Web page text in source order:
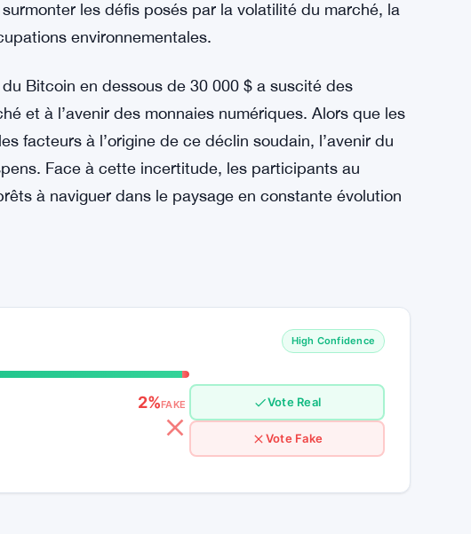
des actifs numériques et conduit certains à
des cryptomonnaies en tant que classe
et les participants au marché sont invités à faire
le suivi des évolutions du marché. Alors que le
il reste à voir si le Bitcoin et les autres actifs
les défis posés par la volatilité du marché, la
environnementales.
Bitcoin en dessous de 30 000 $ a suscité des
facteurs à l’origine de ce déclin soudain, l’avenir du
Face à cette incertitude, les participants au
à naviguer dans le paysage en constante évolution